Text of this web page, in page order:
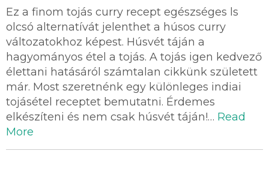
Ez a finom tojás curry recept egészséges ls
olcsó alternatívát jelenthet a húsos curry
változatokhoz képest. Húsvét táján a
hagyományos étel a tojás. A tojás igen kedvező
élettani hatásáról számtalan cikkünk született
már. Most szeretnénk egy különleges indiai
tojásétel receptet bemutatni. Érdemes
elkészíteni és nem csak húsvét táján!… Read
More